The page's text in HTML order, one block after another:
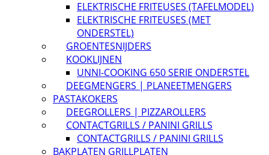
ELEKTRISCHE FRITEUSES (TAFELMODEL)
ELEKTRISCHE FRITEUSES (MET
ONDERSTEL)
GROENTESNIJDERS
KOOKLIJNEN
UNNI-COOKING 650 SERIE ONDERSTEL
DEEGMENGERS | PLANEETMENGERS
PASTAKOKERS
DEEGROLLERS | PIZZAROLLERS
CONTACTGRILLS / PANINI GRILLS
CONTACTGRILLS / PANINI GRILLS
BAKPLATEN GRILLPLATEN